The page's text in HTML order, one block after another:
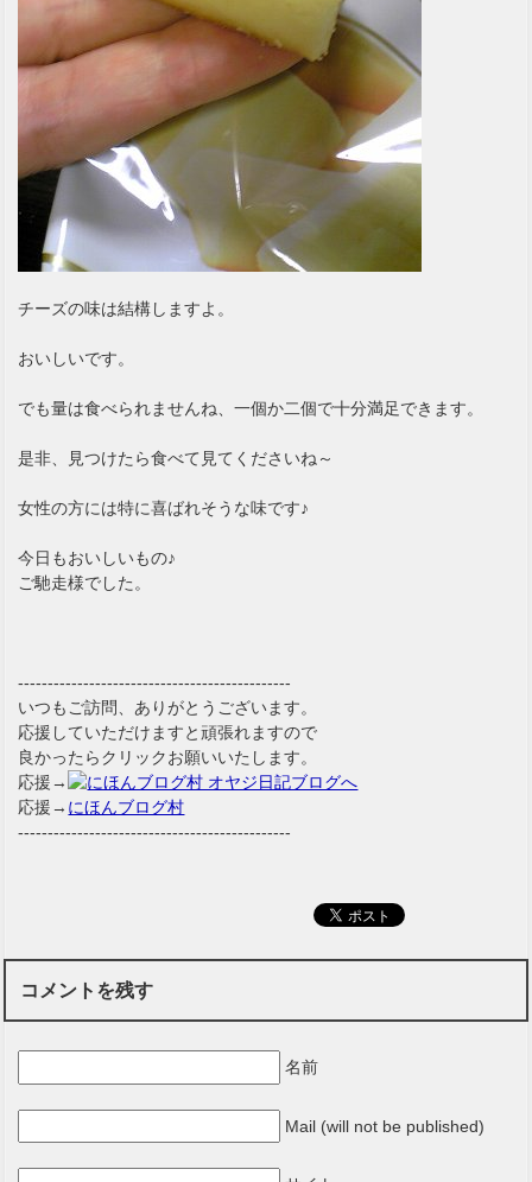
チーズの味は結構しますよ。
おいしいです。
でも量は食べられませんね、一個か二個で十分満足できます。
是非、見つけたら食べて見てくださいね～
女性の方には特に喜ばれそうな味です♪
今日もおいしいもの♪
ご馳走様でした。
----------------------------------------------
いつもご訪問、ありがとうございます。
応援していただけますと頑張れますので
良かったらクリックお願いいたします。
応援→
応援→ にほんブログ村
----------------------------------------------
コメントを残す
名前
Mail (will not be published)